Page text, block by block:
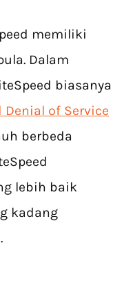
memiliki
Dalam
biasanya
of Service
berbeda
lebih baik
kadang